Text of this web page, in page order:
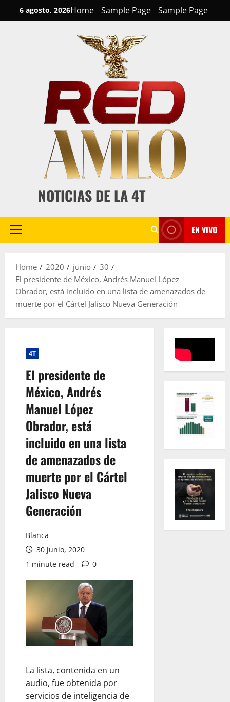
to
6 agosto, 2026Home Sample Page Sample Page
NOTICIAS DE LA 4T
Primary
EN VIVO
Home 2020 junio
30
El presidente de México, Andrés Manuel López
Obrador, está incluido en una lista de amenazados de
muerte por el Cártel Jalisco Nueva Generación
4T
El presidente de
México, Andrés
Manuel López
Obrador, está
incluido en una lista
de amenazados de
muerte por el Cártel
Jalisco Nueva
Generación
Blanca
30 junio, 2020
1 minute read
0
La lista, contenida en un
audio, fue obtenida por
servicios de inteligencia de